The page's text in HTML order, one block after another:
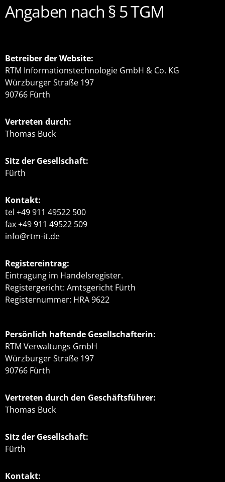
Angaben nach § 5 TGM
Betreiber der Website:
RTM Informationstechnologie GmbH & Co. KG
Würzburger Straße 197
90766 Fürth
Vertreten durch:
Thomas Buck
Sitz der Gesellschaft:
Fürth
Kontakt:
tel +49 911 49522 500
fax +49 911 49522 509
info@rtm-it.de
Registereintrag:
Eintragung im Handelsregister.
Registergericht: Amtsgericht Fürth
Registernummer: HRA 9622
Persönlich haftende Gesellschafterin:
RTM Verwaltungs GmbH
Würzburger Straße 197
90766 Fürth
Vertreten durch den Geschäftsführer:
Thomas Buck
Sitz der Gesellschaft:
Fürth
Kontakt: